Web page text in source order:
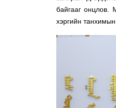
байгааг онцлов.
хэргийн